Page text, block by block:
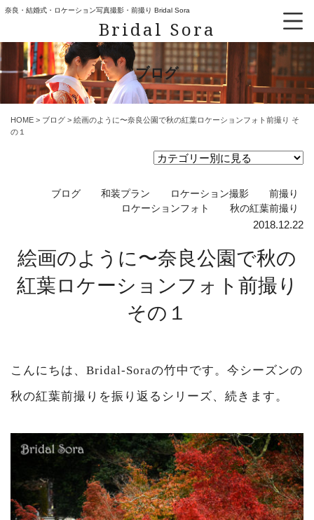
奈良・結婚式・ロケーション写真撮影・前撮り Bridal Sora
Bridal Sora
ブログ
HOME > ブログ > 絵画のように〜奈良公園で秋の紅葉ロケーションフォト前撮り そ
の１
ブログ 和装プラン ロケーション撮影
前撮り
ロケーションフォト
秋の紅葉前撮り
2018.12.22
絵画のように〜奈良公園で秋の
紅葉ロケーションフォト前撮り
その１
こんにちは、Bridal-Soraの竹中です。今シーズンの
秋の紅葉前撮りを振り返るシリーズ、続きます。